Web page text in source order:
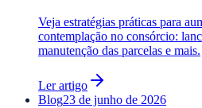
Veja estratégias práticas para
contemplação no consórcio:
manutenção das parcelas e mais.
Ler artigo
Blog23 de junho de 2026